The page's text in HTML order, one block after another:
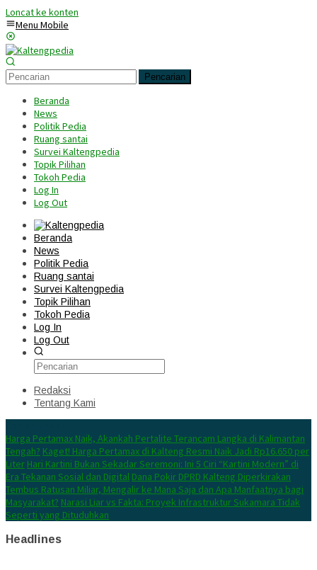
Loncat ke konten
Menu Mobile
Pencarian
Beranda
News
Politik Pedia
Ruang santai
Survei Kaltengpedia
Topik Pilihan
Tokoh Pedia
Log In
Log Out
Beranda
News
Politik Pedia
Ruang santai
Survei Kaltengpedia
Topik Pilihan
Tokoh Pedia
Log In
Log Out
Redaksi
Tentang Kami
Harga Pertamax Naik, Akankah Pertalite Terancam Langka di Kalimantan
Tengah? Kaget! Harga Pertamax di Kalteng Resmi Naik Jadi Rp16.650 per
Liter Hari Kartini Bukan Sekadar Seremoni: Ini 5 Ciri “Kartini Modern” di
Era Tekanan Sosial dan Digital Dana Pokir DPRD Kalteng Diperkirakan
Tembus Ratusan Miliar, Mengalir ke Mana Saja dan Apa Manfaatnya bagi
Masyarakat? Narasi Liar vs Fakta: Proyek Infrastruktur Sukamara Tidak
Seperti yang Dituduhkan
Headlines